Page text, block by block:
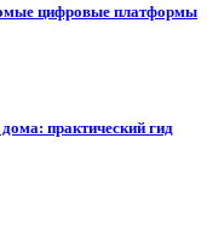
цифровые платформы
практический гид